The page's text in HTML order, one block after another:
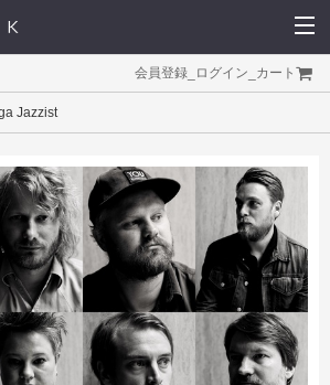
会員登録 ログイン カート
Jazzist